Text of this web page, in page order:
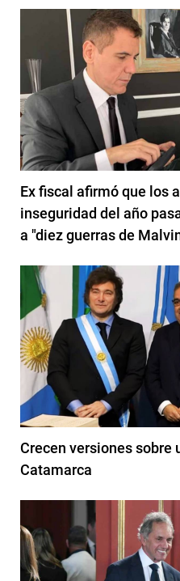
Ex fiscal afirmó que los
inseguridad del año
a "diez guerras de
Crecen versiones sobre
Catamarca